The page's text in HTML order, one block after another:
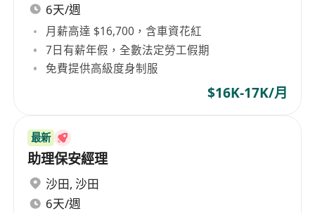
6天/週
月薪高達 $16,700，含車資花紅
7日有薪年假，全數法定勞工假期
免費提供高級度身制服
$16K-17K/月
最新
助理保安經理
沙田, 沙田
6天/週